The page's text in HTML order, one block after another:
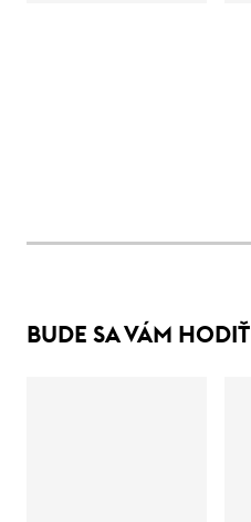
BUDE SA VÁM HODIŤ